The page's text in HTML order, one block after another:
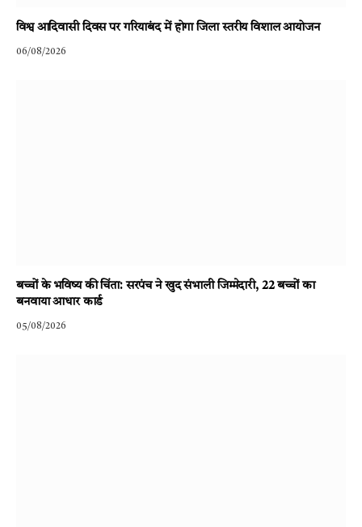
विश्व आदिवासी दिवस पर गरियाबंद में होगा जिला स्तरीय विशाल आयोजन
06/08/2026
बच्चों के भविष्य की चिंता: सरपंच ने खुद संभाली जिम्मेदारी, 22 बच्चों का
बनवाया आधार कार्ड
05/08/2026